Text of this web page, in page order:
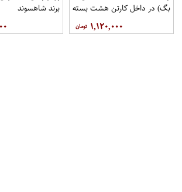
بگ) در داخل کارتن هشت بسته
۱,۱۲۰,۰۰۰
برند شاهسوند